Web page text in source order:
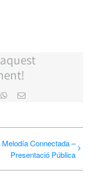
WhatsApp
Email:
Melodía Connectada –
Presentació Pública